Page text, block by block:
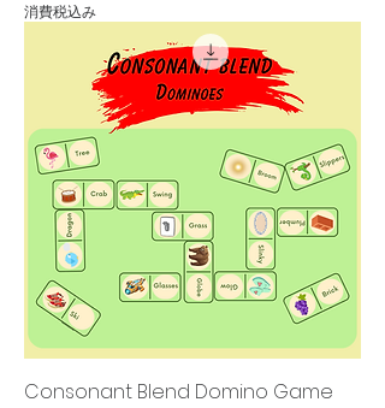
消費税込み
Consonant Blend Domino Game